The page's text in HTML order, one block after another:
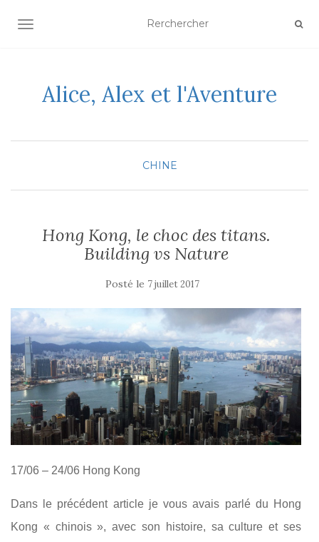
AFFICHER/MASQUER LA NAVIGATION
Alice, Alex et l'Aventure
CHINE
Hong Kong, le choc des titans.
Building vs Nature
Posté le 7 juillet 2017
17/06 – 24/06 Hong Kong
Dans le précédent article je vous avais parlé du Hong
Kong « chinois », avec son histoire, sa culture et ses